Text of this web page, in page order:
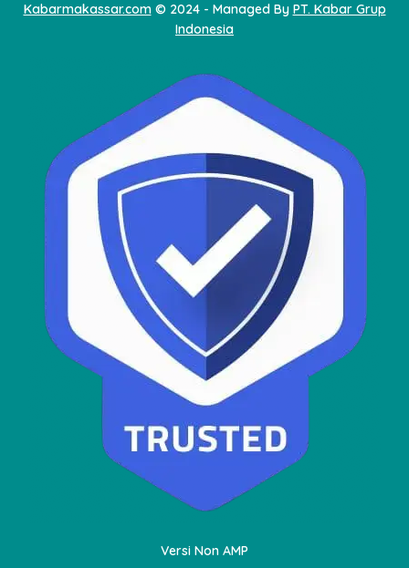
Kabarmakassar.com© 2024 - Managed By PT. Kabar Grup
Indonesia
Versi Non AMP